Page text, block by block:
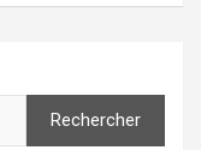
Rechercher